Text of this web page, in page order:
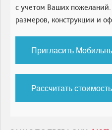
с учетом Ваших пожеланий.
размеров, конструкции и
Пригласить
Рассчитать стоимость